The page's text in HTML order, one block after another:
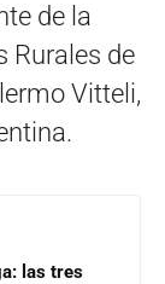
de la
Rurales de
Vitteli,
las tres